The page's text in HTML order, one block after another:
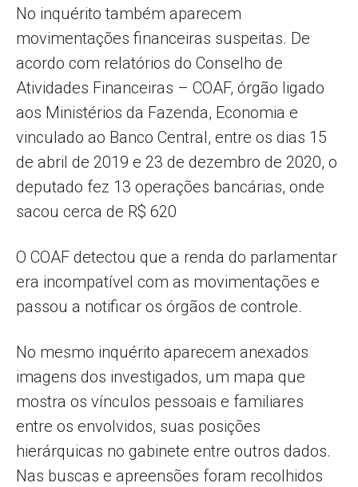
No inquérito também aparecem
movimentações financeiras suspeitas. De
acordo com relatórios do Conselho de
Atividades Financeiras – COAF, órgão ligado
aos Ministérios da Fazenda, Economia e
vinculado ao Banco Central, entre os dias 15
de abril de 2019 e 23 de dezembro de 2020, o
deputado fez 13 operações bancárias, onde
sacou cerca de R$ 620
O COAF detectou que a renda do parlamentar
era incompatível com as movimentações e
passou a notificar os órgãos de controle.
No mesmo inquérito aparecem anexados
imagens dos investigados, um mapa que
mostra os vínculos pessoais e familiares
entre os envolvidos, suas posições
hierárquicas no gabinete entre outros dados.
Nas buscas e apreensões foram recolhidos